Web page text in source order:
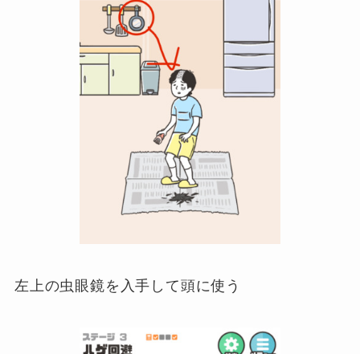
左上の虫眼鏡を入手して頭に使う